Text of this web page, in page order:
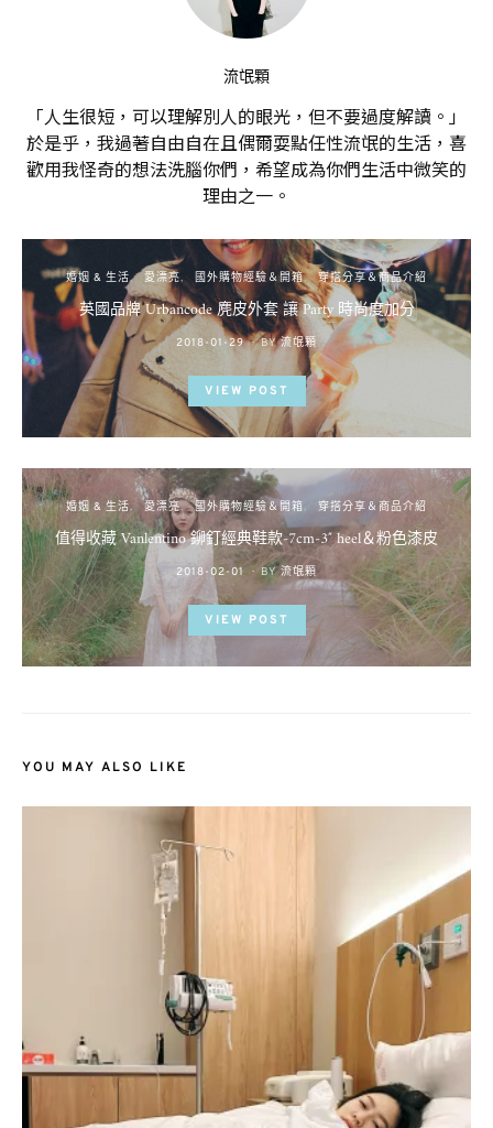
流氓顆
「人生很短，可以理解別人的眼光，但不要過度解讀。」
於是乎，我過著自由自在且偶爾耍點任性流氓的生活，喜
歡用我怪奇的想法洗腦你們，希望成為你們生活中微笑的
理由之一。
婚姻 & 生活 愛漂亮 國外購物經驗＆開箱 穿搭分享＆商品介紹
英國品牌 Urbancode 麂皮外套 讓 Party 時尚度加分
POSTED
ON
2018-01-29 BY 流氓顆
VIEW POST
婚姻 & 生活 愛漂亮 國外購物經驗＆開箱 穿搭分享＆商品介紹
值得收藏 Vanlentino 鉚釘經典鞋款-7cm-3″ heel＆粉色漆皮
POSTED
2018-02-01 BY 流氓顆
VIEW POST
YOU MAY ALSO LIKE